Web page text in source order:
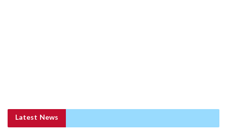
Latest News